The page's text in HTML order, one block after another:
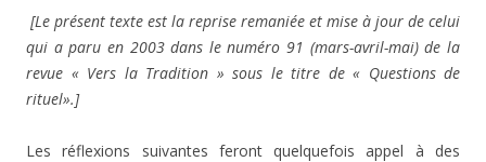
[Le présent texte est la reprise remaniée et mise à jour de celui
qui a paru en 2003 dans le numéro 91 (mars-avril-mai) de la
revue « Vers la Tradition » sous le titre de « Questions de
rituel».]
Les réflexions suivantes feront quelquefois appel à des